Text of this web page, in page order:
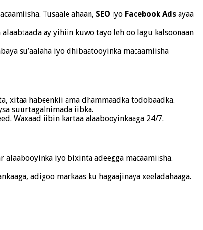
Tusaale ahaan, SEO iyo Facebook Ads ayaa
ay yihiin kuwo tayo leh oo lagu kalsoonaan
su’aalaha iyo dhibaatooyinka macaamiisha
xitaa habeenkii ama dhammaadka todobaadka.
suurtagalnimada iibka.
Waxaad iibin kartaa alaabooyinkaaga 24/7.
alaabooyinka iyo bixinta adeegga macaamiisha.
adigoo markaas ku hagaajinaya xeeladahaaga.